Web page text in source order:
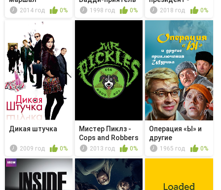
2014 год 0%
Эрика1998 год 0%
Militariza...
2018 год 0%
Дикая штучка
2009 год 0%
Мистер Пиклз -
Cops and Robbers
2013 год 0%
Операция «Ы» и
другие
приключения
1965 год 0%